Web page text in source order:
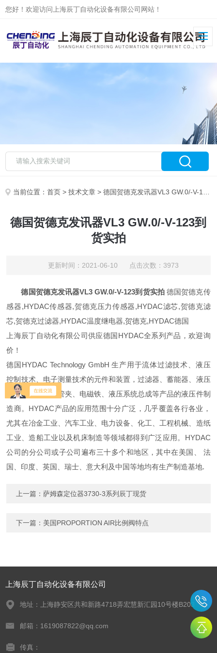
您好！欢迎访问上海辰丁自动化设备有限公司网站！
当前位置：首页 >技术文章 > 德国贺德克发讯器VL3 GW.0/-V-123到货实拍
德国贺德克发讯器VL3 GW.0/-V-123到
货实拍
更新时间：2021-06-10 点击次数：3973
德国贺德克发讯器VL3 GW.0/-V-123到货实拍德国贺德克传
感器,HYDAC传感器,贺德克压力传感器,HYDAC滤芯,贺德克滤
芯,贺德克过滤器,HYDAC温度继电器,贺德克,HYDAC德国
上海辰丁自动化有限公司供应德国HYDAC全系列产品，欢迎询
价！
德国HYDAC Technology GmbH 生产用于流体过滤技术、液压
控制技术、电子测量技术的元件和装置，过滤器、蓄能器、液压
阀、电子产品、管夹、电磁铁、液压系统总成等产品的液压件制
造商。HYDAC产品的应用范围十分广泛，几乎覆盖各行各业，
尤其在冶金工业、汽车工业、电力设备、化工、工程机械、造纸
工业、造船工业以及机床制造等领域都得到广泛应用。HYDAC
公司的分公司或子公司遍布三十多个和地区，其中在美国、 法
国、印度、英国、瑞士、意大利及中国等地均有生产制造基地.
上一篇：萨姆森定位器3730-3系列辰丁现货
下一篇： 美国PROPORTION AIR比例阀特点
上海辰丁自动化设备有限公司
地址：上海静安区共和新路4718弄宏慧新汇园10号楼B203
邮箱：1619087822@qq.com
传真：